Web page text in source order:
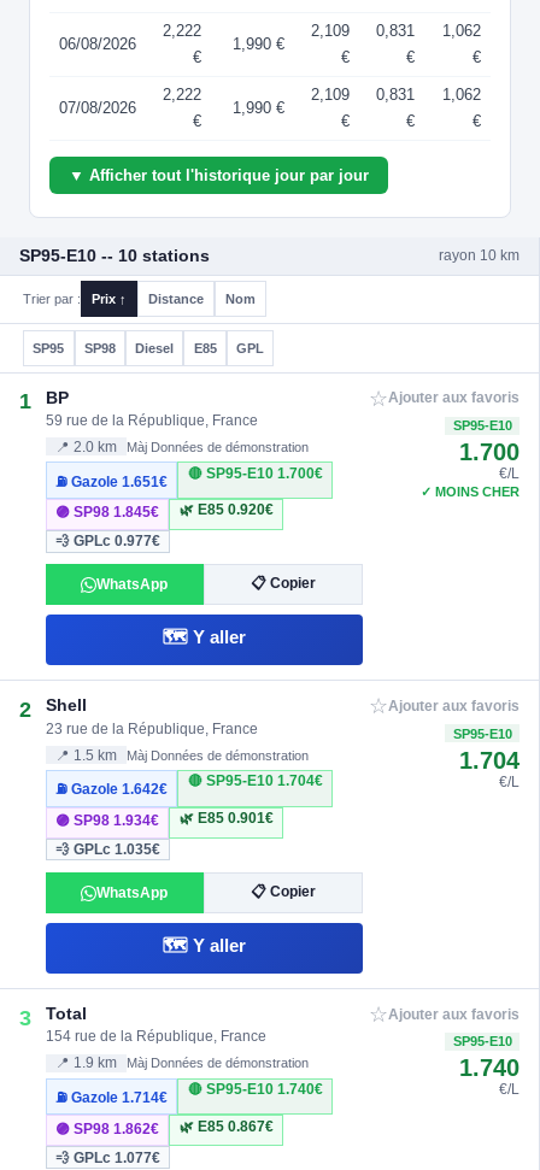
06/08/2026
2,222
€
1,990 €
2,109
€
0,831
€
1,062
€
07/08/2026
2,222
€
1,990 €
2,109
€
0,831
€
1,062
€
▼ Afficher tout l'historique jour par jour
SP95-E10 -- 10 stations rayon 10 km
Trier par : Prix ↑ Distance Nom
SP95 SP98 Diesel E85 GPL
1 BP
59 rue de la République, France
📍 2.0 km Màj Données de démonstration
⛽ Gazole1.651€
🔴 SP95-E10 1.700€
🟣 SP981.845€ 🌿 E85 0.920€
💨 GPLc0.977€
WhatsApp 📋 Copier
🗺️ Y aller
☆Ajouter aux favoris
SP95-E10
1.700
€/L
✓ MOINS CHER
2 Shell
23 rue de la République, France
📍 1.5 km Màj Données de démonstration
⛽ Gazole1.642€
🔴 SP95-E10 1.704€
🟣 SP981.934€ 🌿 E85 0.901€
💨 GPLc1.035€
WhatsApp 📋 Copier
🗺️ Y aller
☆Ajouter aux favoris
SP95-E10
1.704
€/L
3 Total
154 rue de la République, France
📍 1.9 km Màj Données de démonstration
⛽ Gazole1.714€
🔴 SP95-E10 1.740€
🟣 SP981.862€ 🌿 E85 0.867€
💨 GPLc1.077€
☆Ajouter aux favoris
SP95-E10
1.740
€/L